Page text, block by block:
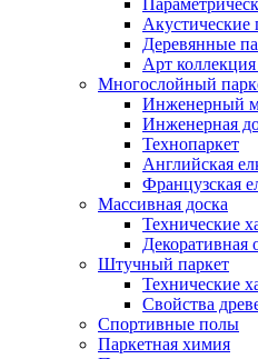
Акустические
Деревянные
Арт коллекция
Многослойный
Инженерный
Инженерная
Технопаркет
Английская
Французская
Массивная доска
Технические
Декоративная
Штучный паркет
Технические
Свойства
Спортивные полы
Паркетная химия